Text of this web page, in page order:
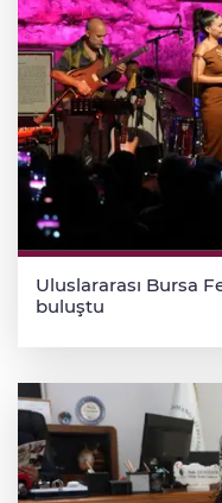
Uluslararası Bursa
buluştu